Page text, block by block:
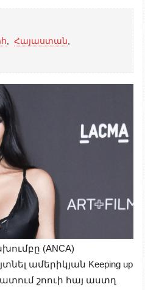
Հայաստան
(ANCA)
ամերիկյան Keeping up
շոուի հայ աստղ